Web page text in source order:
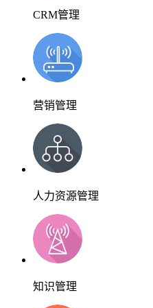
CRM管理
营销管理
人力资源管理
知识管理